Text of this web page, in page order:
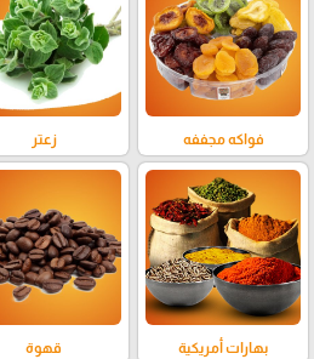
فواكه مجففه زعتر
بهارات أمريكية قهوة